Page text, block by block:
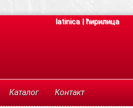
latinica|ћирилица
Каталог Контакт